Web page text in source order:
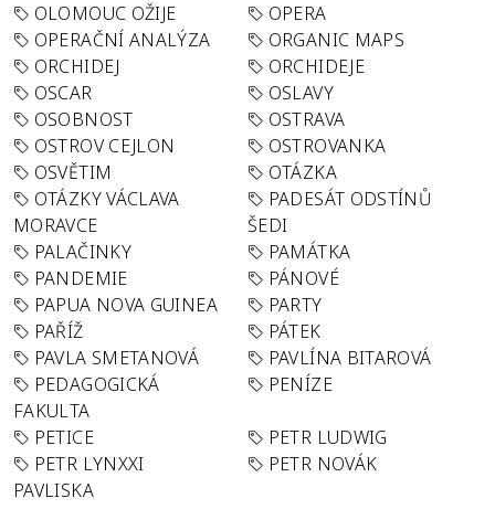
OLOMOUC OŽIJE
OPERA
OPERAČNÍ ANALÝZA
ORGANIC MAPS
ORCHIDEJ
ORCHIDEJE
OSCAR
OSLAVY
OSOBNOST
OSTRAVA
OSTROV CEJLON
OSTROVANKA
OSVĚTIM
OTÁZKA
OTÁZKY VÁCLAVA
MORAVCE
PADESÁT ODSTÍNŮ
ŠEDI
PALAČINKY
PAMÁTKA
PANDEMIE
PÁNOVÉ
PAPUA NOVA GUINEA
PARTY
PAŘÍŽ
PÁTEK
PAVLA SMETANOVÁ
PAVLÍNA BITAROVÁ
PEDAGOGICKÁ
FAKULTA
PENÍZE
PETICE
PETR LUDWIG
PETR LYNXXI
PAVLISKA
PETR NOVÁK